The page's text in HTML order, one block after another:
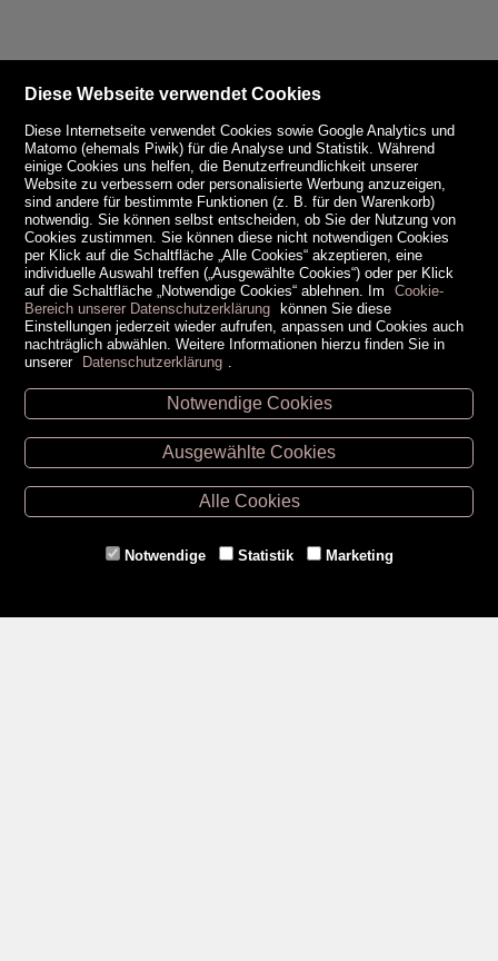
Unsere Öffnungszeiten
Retz -02942/20433
Hollabrunn -02952/30057
Eggenburg -02984/3836
Gmünd -
Diese Webseite verwendet Cookies
Diese Internetseite verwendet Cookies sowie Google Analytics und
Matomo (ehemals Piwik) für die Analyse und Statistik. Während
einige Cookies uns helfen, die Benutzerfreundlichkeit unserer
Website zu verbessern oder personalisierte Werbung anzuzeigen,
sind andere für bestimmte Funktionen (z. B. für den Warenkorb)
notwendig. Sie können selbst entscheiden, ob Sie der Nutzung von
Cookies zustimmen. Sie können diese nicht notwendigen Cookies
per Klick auf die Schaltfläche „Alle Cookies“ akzeptieren, eine
individuelle Auswahl treffen („Ausgewählte Cookies“) oder per Klick
auf die Schaltfläche „Notwendige Cookies“ ablehnen. Im
Cookie-
Bereich unserer Datenschutzerklärung können Sie diese
Einstellungen jederzeit wieder aufrufen, anpassen und Cookies auch
nachträglich abwählen. Weitere Informationen hierzu finden Sie in
unserer Datenschutzerklärung
Notwendige Cookies
Ausgewählte Cookies
Alle Cookies
Notwendige Statistik Marketing